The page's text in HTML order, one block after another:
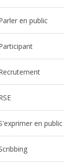
Parler en public
participant
Recrutement
RSE
S'exprimer en public
Scribbing